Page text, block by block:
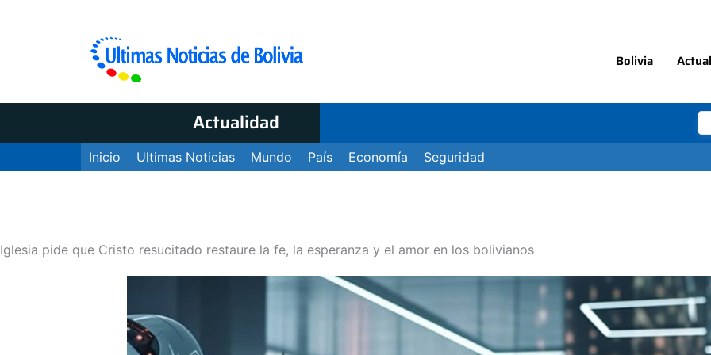
Bolivia
Actualidad
Inicio Ultimas Noticias Mundo País Economía Seguridad
Iglesia pide que Cristo resucitado restaure la fe, la esperanza y el amor en los bolivianos